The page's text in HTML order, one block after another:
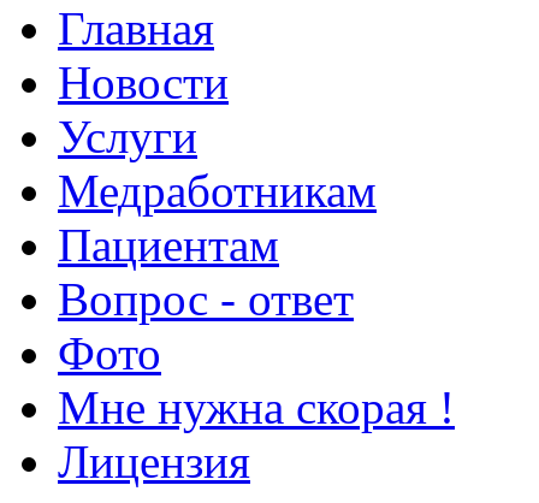
Главная
Новости
Услуги
Медработникам
Пациентам
Вопрос - ответ
Фото
Мне нужна скорая !
Лицензия